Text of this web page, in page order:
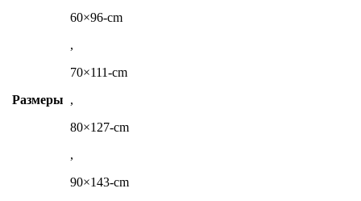
Размеры
60×96-cm
,
70×111-cm
,
80×127-cm
,
90×143-cm